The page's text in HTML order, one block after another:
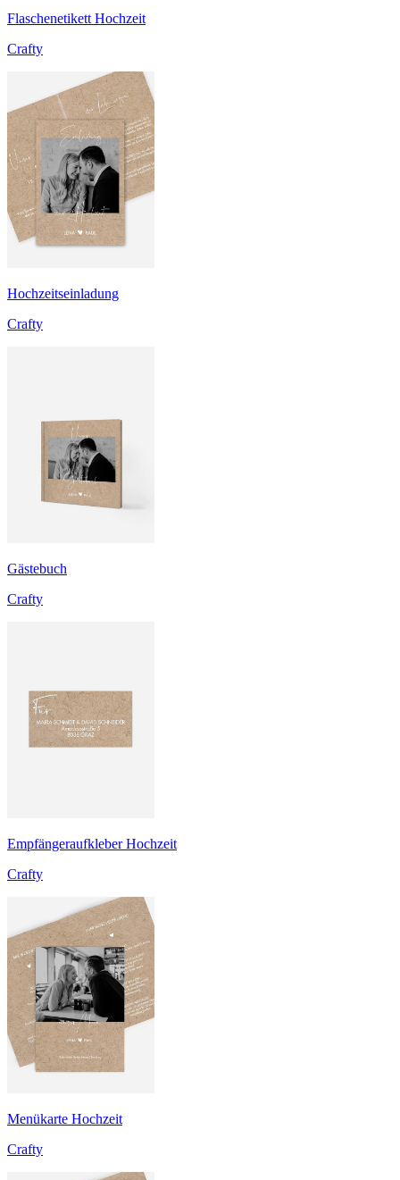
Flaschenetikett Hochzeit
Crafty
Hochzeitseinladung
Crafty
Gästebuch
Crafty
Empfängeraufkleber Hochzeit
Crafty
Menükarte Hochzeit
Crafty